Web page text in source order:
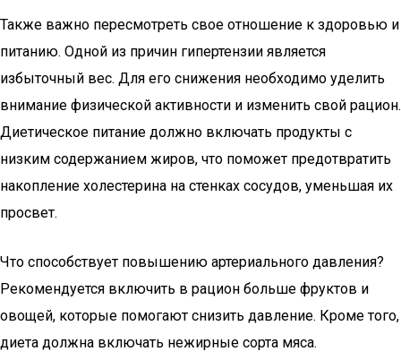
Также важно пересмотреть свое отношение к здоровью и
питанию. Одной из причин гипертензии является
избыточный вес. Для его снижения необходимо уделить
внимание физической активности и изменить свой рацион.
Диетическое питание должно включать продукты с
низким содержанием жиров, что поможет предотвратить
накопление холестерина на стенках сосудов, уменьшая их
просвет.
Что способствует повышению артериального давления?
Рекомендуется включить в рацион больше фруктов и
овощей, которые помогают снизить давление. Кроме того,
диета должна включать нежирные сорта мяса.